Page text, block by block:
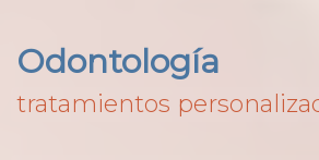
Odontología
tratamientos